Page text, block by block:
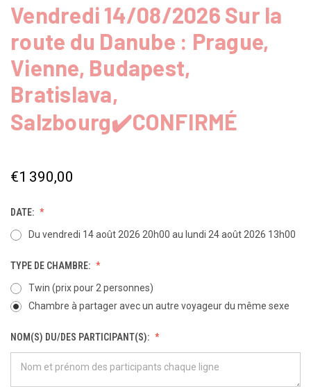
Vendredi 14/08/2026 Sur la
route du Danube : Prague,
Vienne, Budapest,
Bratislava,
Salzbourg✔️CONFIRMÉ
€1 390,00
DATE:
Du vendredi 14 août 2026 20h00 au lundi 24 août 2026 13h00
TYPE DE CHAMBRE:
Twin (prix pour 2 personnes)
Chambre à partager avec un autre voyageur du même sexe
NOM(S) DU/DES PARTICIPANT(S):